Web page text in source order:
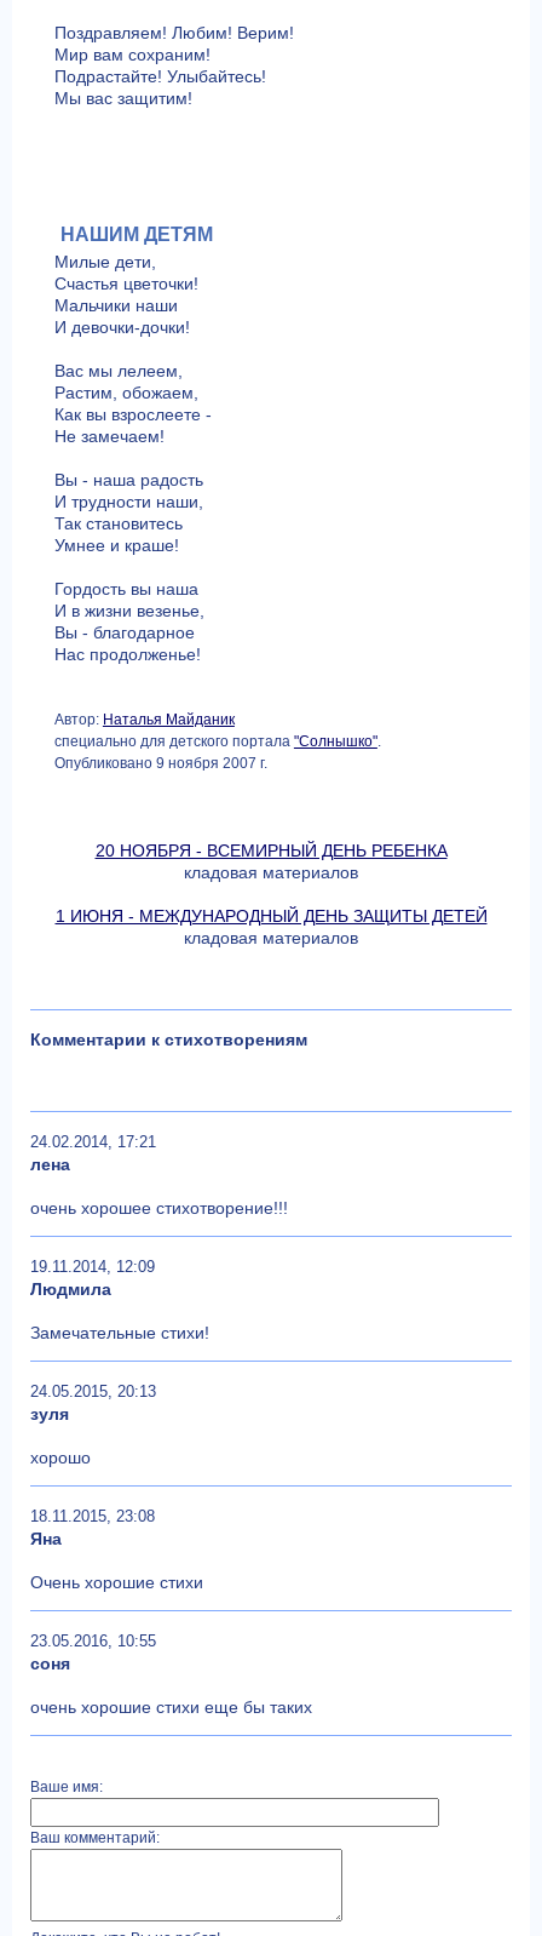
Поздравляем! Любим! Верим!
Мир вам сохраним!
Подрастайте! Улыбайтесь!
Мы вас защитим!
НАШИМ ДЕТЯМ
Милые дети,
Счастья цветочки!
Мальчики наши
И девочки-дочки!
Вас мы лелеем,
Растим, обожаем,
Как вы взрослеете -
Не замечаем!
Вы - наша радость
И трудности наши,
Так становитесь
Умнее и краше!
Гордость вы наша
И в жизни везенье,
Вы - благодарное
Нас продолженье!
Автор: Наталья Майданик
специально для детского портала "Солнышко".
Опубликовано 9 ноября 2007 г.
20 НОЯБРЯ - ВСЕМИРНЫЙ ДЕНЬ РЕБЕНКА
кладовая материалов
1 ИЮНЯ - МЕЖДУНАРОДНЫЙ ДЕНЬ ЗАЩИТЫ ДЕТЕЙ
кладовая материалов
Комментарии к стихотворениям
24.02.2014, 17:21
лена
очень хорошее стихотворение!!!
19.11.2014, 12:09
Людмила
Замечательные стихи!
24.05.2015, 20:13
зуля
хорошо
18.11.2015, 23:08
Яна
Очень хорошие стихи
23.05.2016, 10:55
соня
очень хорошие стихи еще бы таких
Ваше имя:
Ваш комментарий: